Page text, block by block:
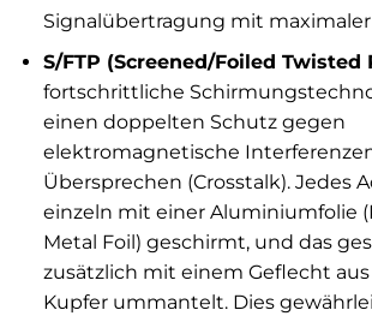
Signalübertragung mit
S/FTP (Screened/Foiled Twisted
fortschrittliche
einen doppelten Schutz gegen
elektromagnetische
Übersprechen (Crosstalk). Jedes
einzeln mit einer Aluminiumfolie
Metal Foil) geschirmt, und das
zusätzlich mit einem Geflecht
Kupfer ummantelt. Dies